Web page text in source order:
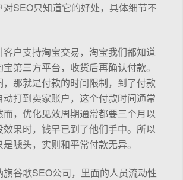
对SEO只知道它的好处，具体细节不
客户支持淘宝交易，淘宝我们都知道
第三方平台，收货后再确认付款。
那就是付款的时间限制，到了付款
动打到卖家账户，这个付款时间通常
而，优化见效周期通常都要三个月以
效果时，钱早已到了他们手中。所以
噱头，实则和平常付款无异。
谷歌SEO公司，里面的人员流动性